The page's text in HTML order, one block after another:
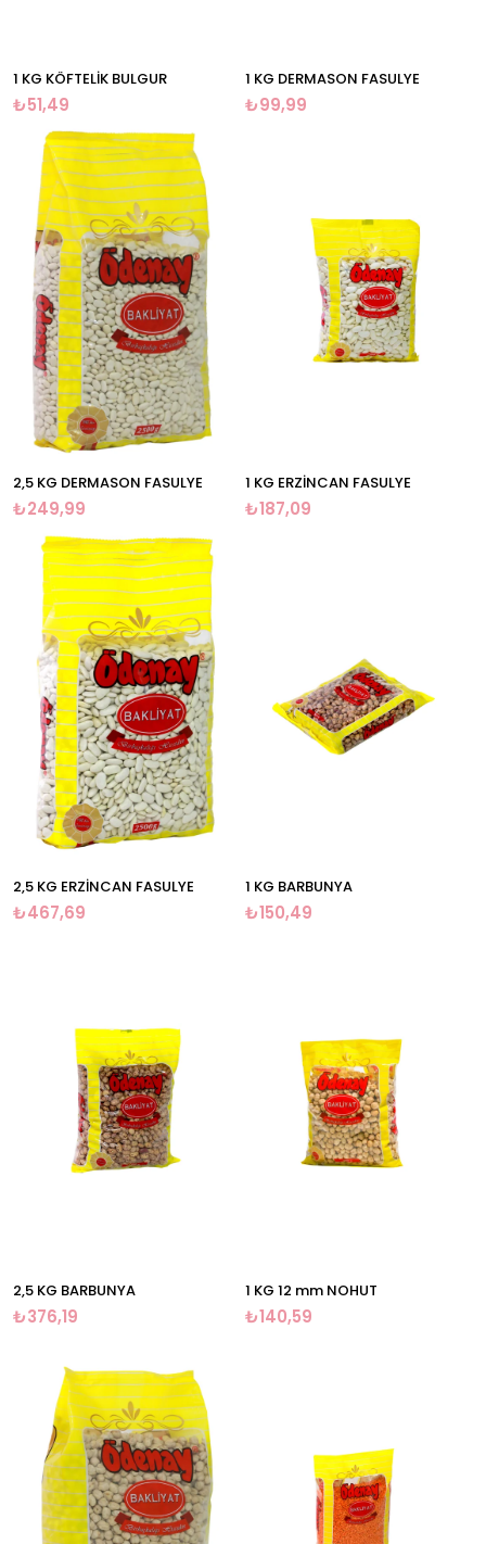
1 KG KÖFTELİK BULGUR
₺51,49
1 KG DERMASON FASULYE
₺99,99
2,5 KG DERMASON FASULYE
₺249,99
1 KG ERZİNCAN FASULYE
₺187,09
2,5 KG ERZİNCAN FASULYE
₺467,69
1 KG BARBUNYA
₺150,49
2,5 KG BARBUNYA
₺376,19
1 KG 12 mm NOHUT
₺140,59